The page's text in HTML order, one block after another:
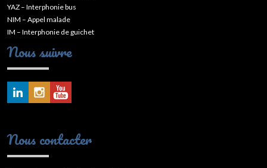
YAZ – Interphonie bus
NIM – Appel malade
IM – Interphonie de guichet
Nous suivre
Nous contacter